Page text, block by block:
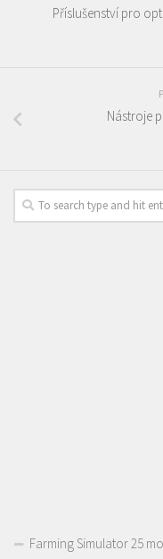
Příslušenství pro
Nástroje
Farming Simulator 25